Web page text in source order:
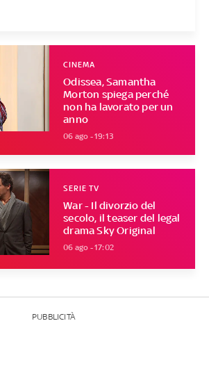
Odissea, Samantha
Morton spiega perché
non ha lavorato per un
anno
CINEMA
06 ago - 19:13
War - Il divorzio del
secolo, il teaser del legal
drama Sky Original
SERIE TV
06 ago - 17:02
PUBBLICITÀ